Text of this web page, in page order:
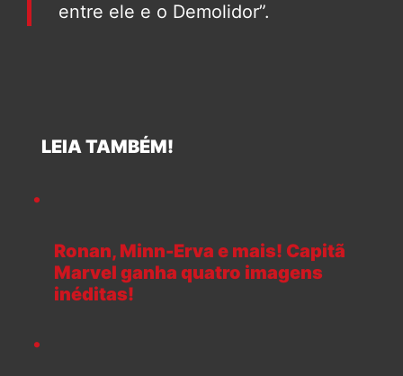
entre ele e o Demolidor”.
LEIA TAMBÉM!
Ronan, Minn-Erva e mais! Capitã
Marvel ganha quatro imagens
inéditas!